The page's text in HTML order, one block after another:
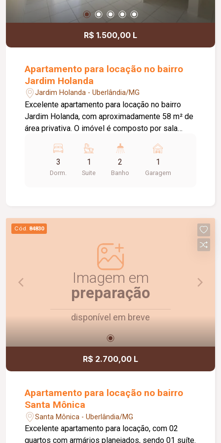
receber sua empresa.
R$ 1.500,00 L
Apartamento para locação no bairro
Jardim Holanda
Jardim Holanda - Uberlândia/MG
Excelente apartamento para locação no bairro
Jardim Holanda, com aproximadamente 58 m² de
área privativa. O imóvel é composto por sala
planejados e bancada, área de serviço, 03
quartos, sendo 02 com armários planejados e 01
suíte. Possui ainda 01 banheiro social com box
praticidade e uma ótima localização. Agende uma
visita e venha conhecer!
3
Dorm.
1
Suite
2
Banho
1
Garagem
Cód. 84830
Imagem em
preparação
disponível em breve
R$ 2.700,00 L
Apartamento para locação no bairro
Santa Mônica
Santa Mônica - Uberlândia/MG
Excelente apartamento para locação, com 02
quartos com armários planejados, sendo 01 suíte.